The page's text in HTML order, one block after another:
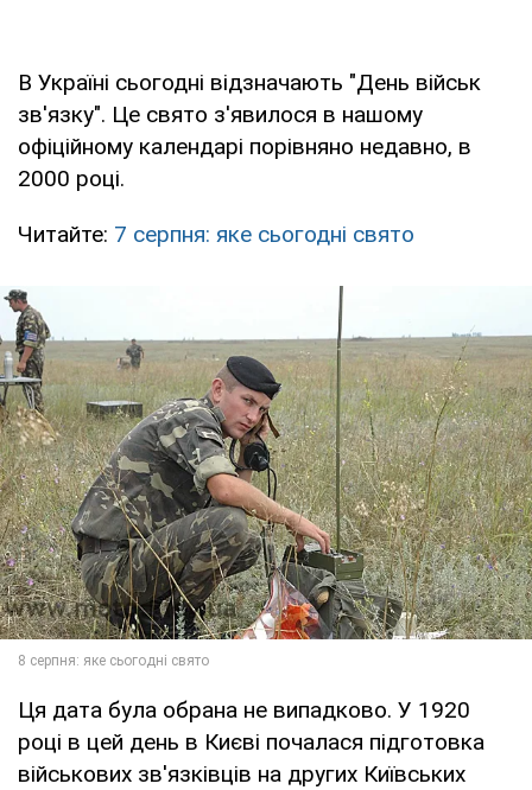
В Україні сьогодні відзначають "День військ
зв'язку". Це свято з'явилося в нашому
офіційному календарі порівняно недавно, в
2000 році.
Читайте: 7 серпня: яке сьогодні свято
Ця дата була обрана не випадково. У 1920
році в цей день в Києві почалася підготовка
військових зв'язківців на других Київських